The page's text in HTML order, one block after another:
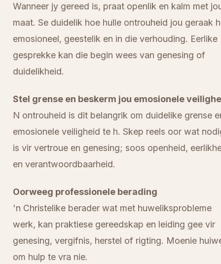
Wanneer jy gereed is, praat openlik en kalm met
maat. Se duidelik hoe hulle ontrouheid jou geraak
emosioneel, geestelik en in die verhouding. Eerlike
gesprekke kan die begin wees van genesing of
duidelikheid.
Stel grense en beskerm jou emosionele
N ontrouheid is dit belangrik om duidelike grense
emosionele veiligheid te h. Skep reels oor wat
is vir vertroue en genesing; soos openheid,
en verantwoordbaarheid.
Oorweeg professionele berading
'n Christelike berader wat met huweliksprobleme
werk, kan praktiese gereedskap en leiding gee vir
genesing, vergifnis, herstel of rigting. Moenie
om hulp te vra nie.